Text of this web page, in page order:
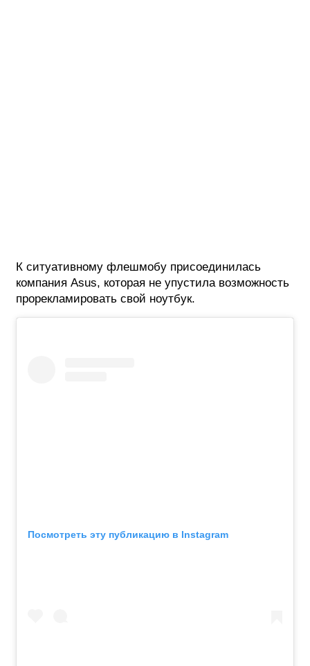
К ситуативному флешмобу присоединилась
компания Asus, которая не упустила возможность
прорекламировать свой ноутбук.
Посмотреть эту публикацию в Instagram